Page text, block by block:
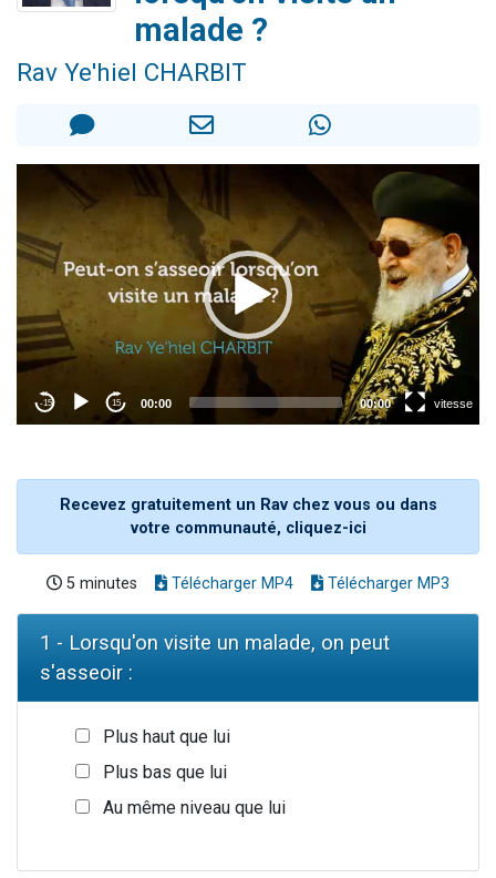
Dovan vient de donner son Maasser
Malgorzata vient de donner son Maasser
malade ?
Rav Ye'hiel CHARBIT
Recevez gratuitement un Rav chez vous ou dans
votre communauté, cliquez-ici
5 minutes Télécharger MP4 Télécharger MP3
1 - Lorsqu'on visite un malade, on peut
s'asseoir :
Plus haut que lui
Plus bas que lui
Au même niveau que lui